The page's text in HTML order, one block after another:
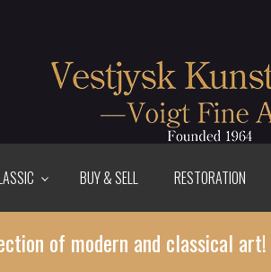
BUY & SELL RESTORATION
of modern and classical